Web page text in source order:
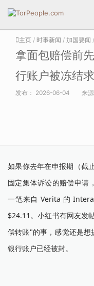
主页 / 时事新闻 / 加国要闻
拿面包赔偿前
行账户被冻结
发布： 2026-06-04 来
如果你去年在申报期（截
固定集体诉讼的赔偿申请
一笔来自 Verita 的
$24.11。小红书有网友发
偿转账"的事，感觉还是
银行账户已经被封。